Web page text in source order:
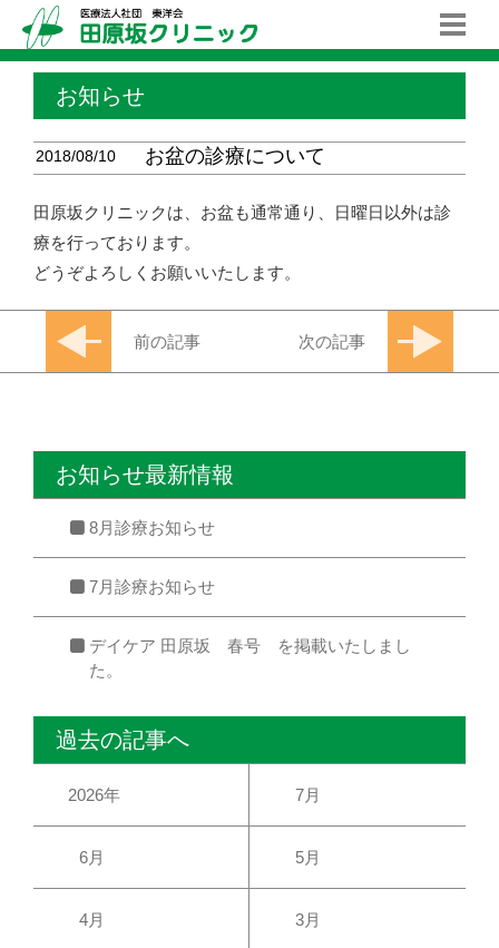
お知らせ
2018/08/10 お盆の診療について
田原坂クリニックは、お盆も通常通り、日曜日以外は診
療を行っております。
どうぞよろしくお願いいたします。
前の記事 次の記事
お知らせ最新情報
8月診療お知らせ
7月診療お知らせ
デイケア 田原坂 春号 を掲載いたしまし
た。
過去の記事へ
2026年 7月
6月 5月
4月 3月